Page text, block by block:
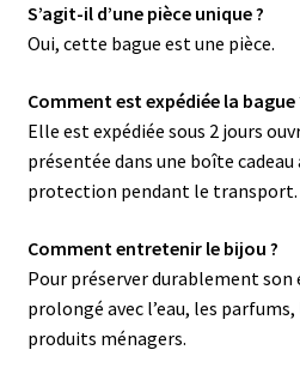
S’agit-il d’une pièce unique ?
Oui, cette bague est une pièce.
Comment est expédiée la bague
Elle est expédiée sous 2 jours
présentée dans une boîte
protection pendant le transport.
Comment entretenir le bijou ?
Pour préserver durablement
prolongé avec l’eau, les
produits ménagers.